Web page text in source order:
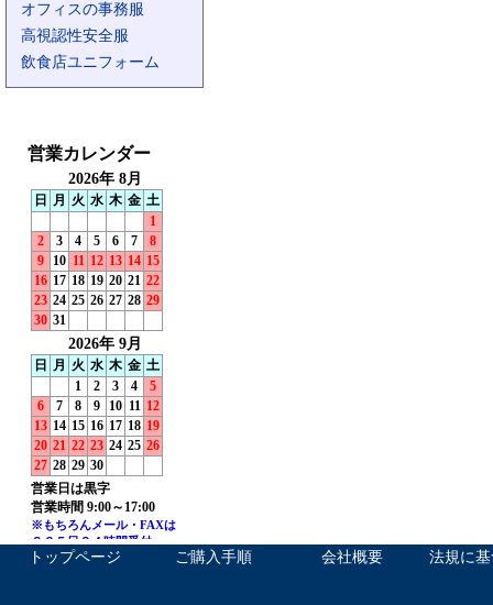
オフィスの事務服
高視認性安全服
飲食店ユニフォーム
トップページ ご購入手順 会社概要 法規に